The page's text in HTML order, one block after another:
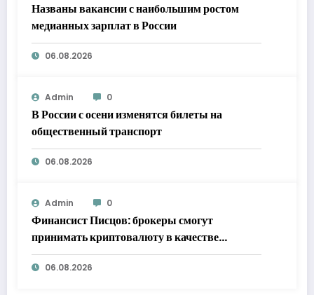
Названы вакансии с наибольшим ростом
медианных зарплат в России
06.08.2026
Admin 0
В России с осени изменятся билеты на
общественный транспорт
06.08.2026
Admin 0
Финансист Писцов: брокеры смогут
принимать криптовалюту в качестве
обеспечения
06.08.2026